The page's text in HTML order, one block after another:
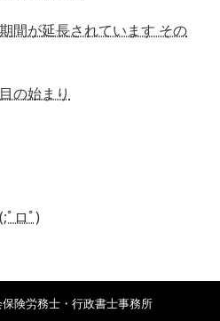
間が延長されています その
の始まり
ﾟロﾟ)
険労務士・行政書士事務所